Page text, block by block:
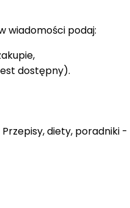
wiadomości podaj:
dostępny).
diety, poradniki -